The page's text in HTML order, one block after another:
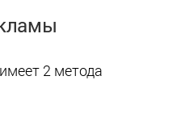
2 метода